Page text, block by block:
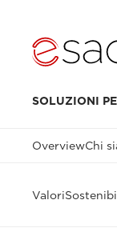
SOLUZIONI
OverviewChi
Valori